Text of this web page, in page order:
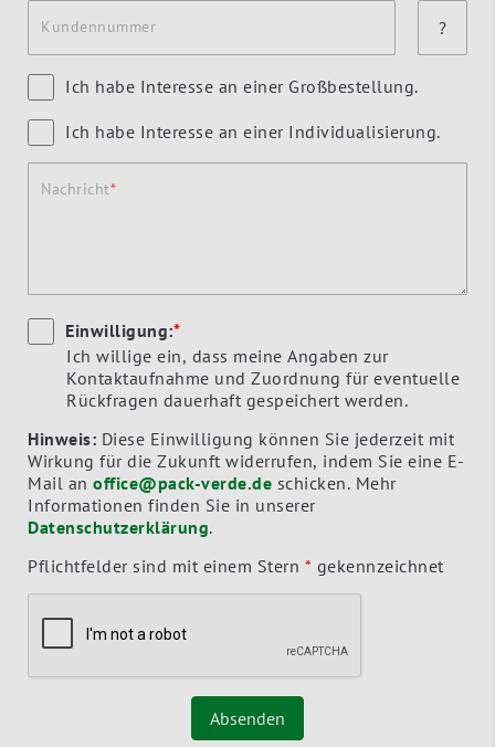
Kundennummer ?
Ich habe Interesse an einer Großbestellung.
Ich habe Interesse an einer Individualisierung.
Nachricht
Einwilligung:*
Ich willige ein, dass meine Angaben zur
Kontaktaufnahme und Zuordnung für eventuelle
Rückfragen dauerhaft gespeichert werden.
Hinweis: Diese Einwilligung können Sie jederzeit mit
Wirkung für die Zukunft widerrufen, indem Sie eine E-
Mail an office@pack-verde.de
Informationen finden Sie in unserer
Datenschutzerklärung.
Pflichtfelder sind mit einem Stern * gekennzeichnet
Absenden